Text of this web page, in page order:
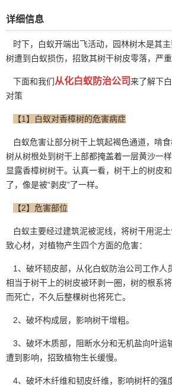
详细信息
时下，白蚁开端出飞活动，园林树木是其
树遭到白蚁损伤，招致其树干树皮零落，严重
下面和我们从化白蚁防治公司来了解下
对策
【1】白蚁对香樟树的危害病症
白蚁危害让部分树干上筑起褐色通道，啃
树从树根处到树干上部都掩盖着一层黄沙一
显露香樟树树干。认真一看，树干上的树皮
了，像是被“剥皮”了一样。
【2】危害部位
白蚁主要经过建筑泥被泥线，将树干用泥
致心材，对植物产生四个方面的危害：
1、破坏韧皮部，从化白蚁防治公司工作人
相当于树干上的树皮被环剥一圈，树的根系
而死亡，不久后整棵树也将死亡。
2、破坏构成层，影响树干增粗。
3、破坏木质部，阻断水分和无机盐向叶运
遭到影响，招致植物生长缓慢。
4、破坏木纤维和韧皮纤维，影响树杆的强